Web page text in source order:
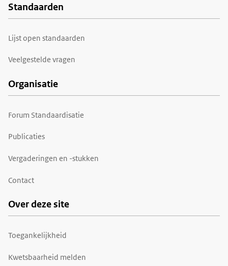
Voet
Standaarden
Lijst open standaarden
Veelgestelde vragen
Organisatie
Forum Standaardisatie
Publicaties
Vergaderingen en -stukken
Contact
Over deze site
Toegankelijkheid
Kwetsbaarheid melden